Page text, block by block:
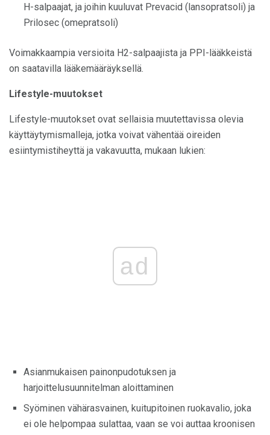
H-salpaajat, ja joihin kuuluvat Prevacid (lansopratsoli) ja
Prilosec (omepratsoli)
Voimakkaampia versioita H2-salpaajista ja PPI-lääkkeistä
on saatavilla lääkemääräyksellä.
Lifestyle-muutokset
Lifestyle-muutokset ovat sellaisia ​​muutettavissa olevia
käyttäytymismalleja, jotka voivat vähentää oireiden
esiintymistiheyttä ja vakavuutta, mukaan lukien:
ad
Asianmukaisen painonpudotuksen ja
harjoittelusuunnitelman aloittaminen
Syöminen vähärasvainen, kuitupitoinen ruokavalio, joka
ei ole helpompaa sulattaa, vaan se voi auttaa kroonisen